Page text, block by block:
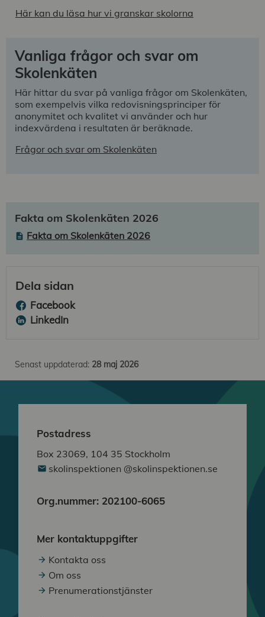
Här kan du läsa hur vi granskar skolorna
Vanliga frågor och svar om
Skolenkäten
Här hittar du svar på vanliga frågor om Skolenkäten,
som exempelvis vilka redovisningsprinciper för
anonymitet och kvalitet vi använder och hur
indexvärdena i resultaten är beräknade.
Frågor och svar om Skolenkäten
Fakta om Skolenkäten 2026
Fakta om Skolenkäten 2026
Dela sidan
Facebook
LinkedIn
Senast uppdaterad: 28 maj 2026
Postadress
Box 23069, 104 35 Stockholm
skolinspektionen @skolinspektionen.se
Org.nummer: 202100-6065
Mer kontaktuppgifter
Kontakta oss
Om oss
Prenumerationstjänster